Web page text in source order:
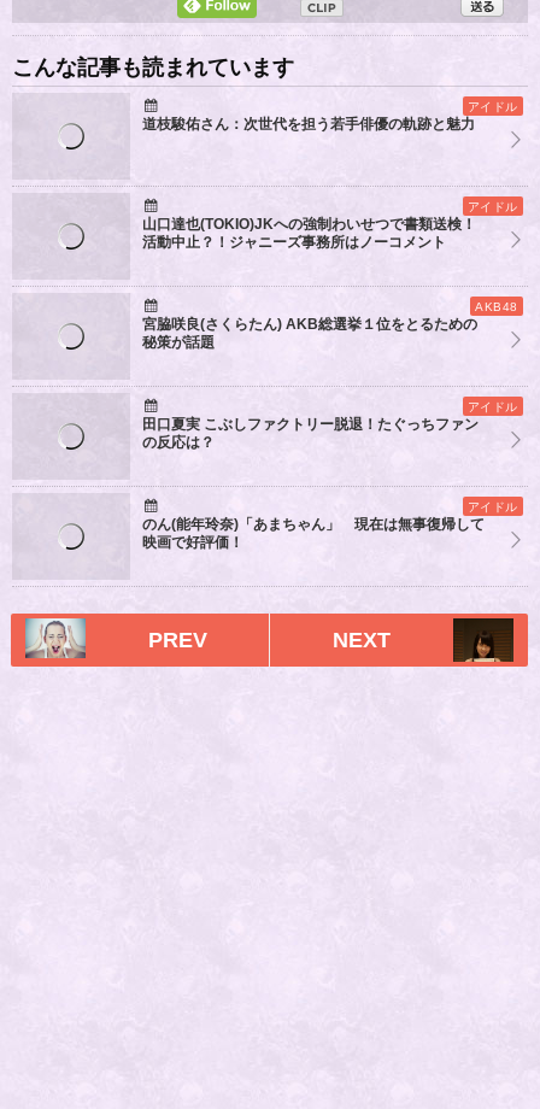
こんな記事も読まれています
アイドル
道枝駿佑さん：次世代を担う若手俳優の軌跡と魅力
アイドル
山口達也(TOKIO)JKへの強制わいせつで書類送検！
活動中止？！ジャニーズ事務所はノーコメント
AKB48
宮脇咲良(さくらたん) AKB総選挙１位をとるための
秘策が話題
アイドル
田口夏実 こぶしファクトリー脱退！たぐっちファン
の反応は？
アイドル
のん(能年玲奈)「あまちゃん」 現在は無事復帰して
映画で好評価！
PREV NEXT